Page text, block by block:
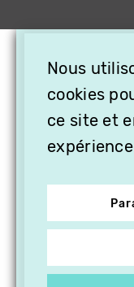
Nous
cookies
ce site et